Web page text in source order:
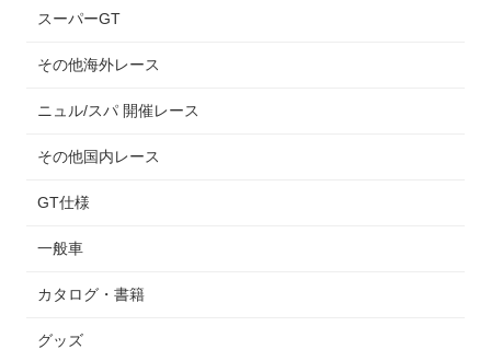
スーパーGT
その他海外レース
ニュル/スパ 開催レース
その他国内レース
GT仕様
一般車
カタログ・書籍
グッズ